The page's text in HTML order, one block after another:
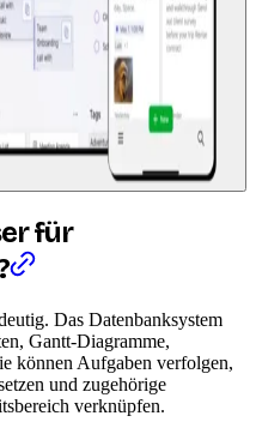
für
Das Datenbanksystem
Gantt-Diagramme,
können Aufgaben verfolgen,
und zugehörige
verknüpfen.